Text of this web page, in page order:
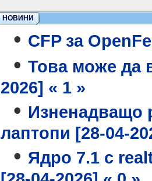
НОВИНИ
• CFP за
• Това може да
2026] « 1 »
• Изненадващо
лаптопи [28-04-
• Ядро 7.1 с